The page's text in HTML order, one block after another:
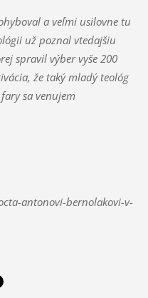
a veľmi usilovne tu
už poznal vtedajšiu
spravil výber vyše 200
že taký mladý teológ
sa venujem
antonovi-bernolakovi-v-